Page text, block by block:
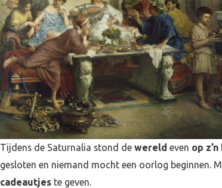
Tijdens de Saturnalia stond de wereld even op z’n
gesloten en niemand mocht een oorlog beginnen.
cadeautjeste geven.